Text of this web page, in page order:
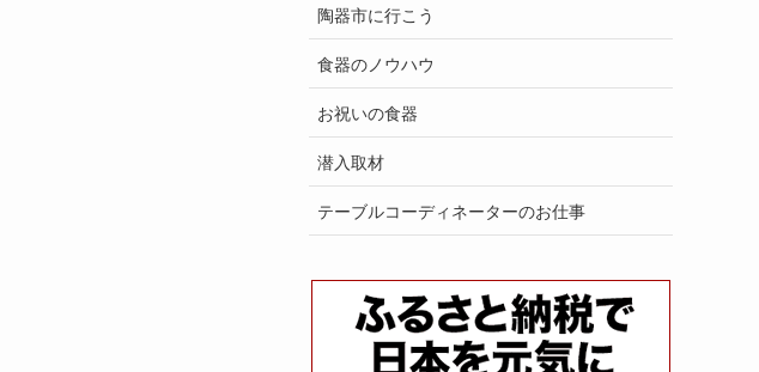
陶器市に行こう
食器のノウハウ
お祝いの食器
潜入取材
テーブルコーディネーターのお仕事